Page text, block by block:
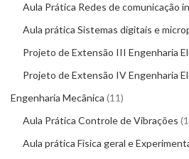
Aula Prática Redes de comunicação
Aula prática Sistemas digitais e
Projeto de Extensão III Engenharia
Projeto de Extensão IV Engenharia
Engenharia Mecânica 11
Aula Prática Controle de Vibrações 1
Aula prática Física geral e